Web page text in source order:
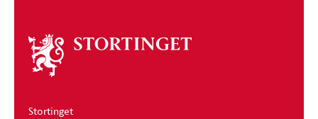
Om
stortinget
Stortinget